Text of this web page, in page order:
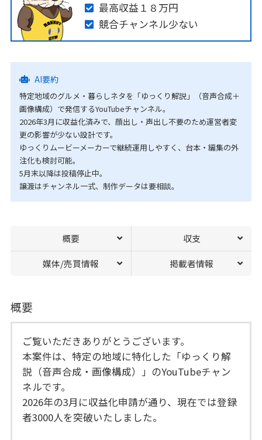
最高収益１８万円
競合チャンネル少ない
AI要約
特定地域のグルメ・暮らしネタを「ゆっくり解説」（音声合成＋
画像構成）で発信するYouTubeチャンネル。
2026年3月に収益化済みで、顔出し・声出し不要のため運営者変
更の影響が少ない設計です。
ゆっくりムービーメーカーで継続運用しやすく、台本・編集の外
注化も検討可能。
5月末以降は投稿停止中。
譲渡はチャンネル一式、制作データは要相談。
概要 収支
媒体/売買情報 掲載者情報
概要
ご覧いただきありがとうございます。
本案件は、特定の地域に特化した「ゆっくり解
説（音声合成・画像構成）」のYouTubeチャン
ネルです。
2026年の3月に収益化申請が通り、現在では登録
者3000人を突破いたしました。